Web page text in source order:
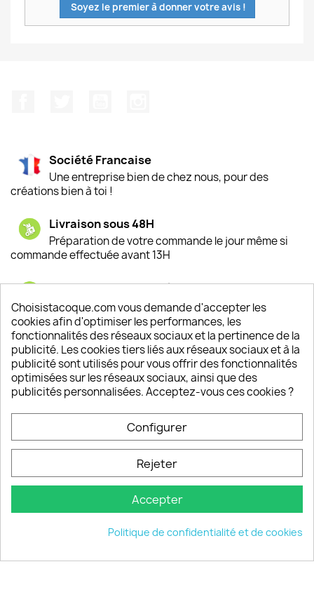
Soyez le premier à donner votre avis !
Société Francaise
Une entreprise bien de chez nous, pour des
créations bien à toi !
Livraison sous 48H
Préparation de votre commande le jour même si
commande effectuée avant 13H
Satisfaction de nos clients
Depuis 2009, entre 92% et 94% de nos clients
sont satisfaits de nos produits
Un SAV à votre écoute
Notre SAV est disponible 6/7J de 10h à 18H
keyboard_arrow_down
© 2026 - choisistacoque.com
Choisistacoque.com vous demande d'accepter les
cookies afin d'optimiser les performances, les
fonctionnalités des réseaux sociaux et la pertinence de la
publicité. Les cookies tiers liés aux réseaux sociaux et à la
publicité sont utilisés pour vous offrir des fonctionnalités
optimisées sur les réseaux sociaux, ainsi que des
publicités personnalisées. Acceptez-vous ces cookies ?
Configurer
Rejeter
Accepter
Politique de confidentialité et de cookies